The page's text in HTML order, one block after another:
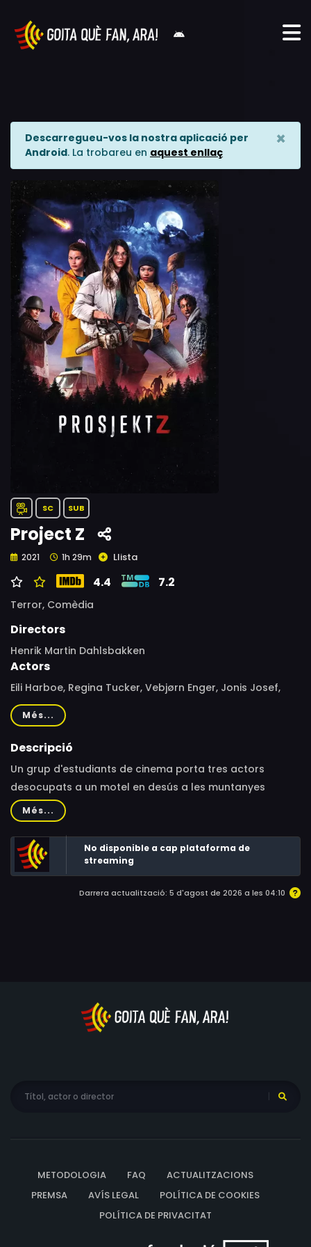
Descarregueu-vos la nostra aplicació per
Android. La trobareu en aquest enllaç
×
SC SUB
Project Z
2021 1h 29m Llista
4.4 7.2
Terror, Comèdia
Directors
Henrik Martin Dahlsbakken
Actors
Eili Harboe, Regina Tucker, Vebjørn Enger, Jonis Josef,
Iben Akerlie, Arthur Berning, Dennis Storhøi, Alexandra
Gjerpen, Ole Christoffer Ertvaag, Laila Goody, Benjamin
Helstad, Alfred Ekker Strande, Thea Sofie Loch Næss
Més...
Descripció
Un grup d'estudiants de cinema porta tres actors
desocupats a un motel en desús a les muntanyes
noruegues per fer pel·lícules de zombis.
Més...
No disponible a cap plataforma de
streaming
Darrera actualització: 5 d'agost de 2026 a les 04:10
METODOLOGIA FAQ
ACTUALITZACIONS
PREMSA
AVÍS LEGAL
POLÍTICA DE COOKIES
POLÍTICA DE PRIVACITAT